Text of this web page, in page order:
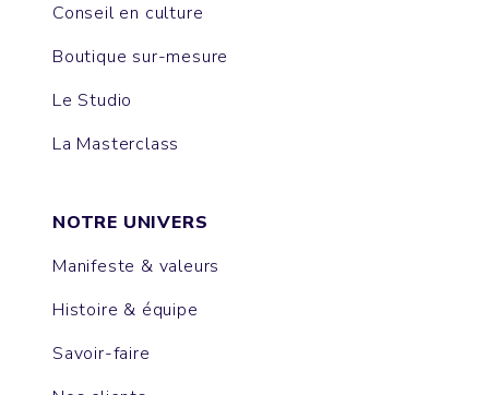
Conseil en culture
Boutique sur-mesure
Le Studio
La Masterclass
NOTRE UNIVERS
Manifeste & valeurs
Histoire & équipe
Savoir-faire